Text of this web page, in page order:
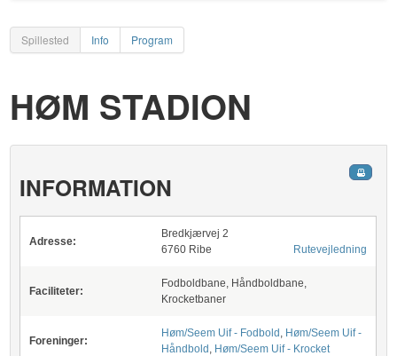
Spillested Info Program
HØM STADION
INFORMATION
Adresse:
Bredkjærvej 2
6760 Ribe
Rutevejledning
Faciliteter:
Fodboldbane, Håndboldbane,
Krocketbaner
Foreninger:
Høm/Seem Uif - Fodbold , Høm/Seem Uif -
Håndbold , Høm/Seem Uif - Krocket